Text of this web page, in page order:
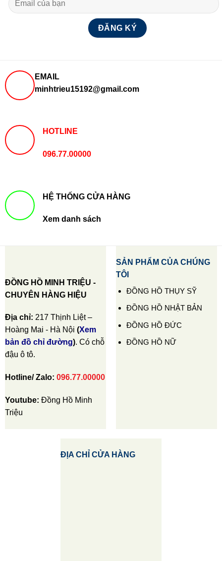
EMAIL
minhtrieu15192@gmail.com
HOTLINE
096.77.00000
HỆ THỐNG CỬA HÀNG
Xem danh sách
ĐỒNG HỒ MINH TRIỆU -
CHUYÊN HÀNG HIỆU
Địa chỉ: 217 Thịnh Liệt –
Hoàng Mai - Hà Nội (Xem
bản đồ chỉ đường). Có chỗ
đậu ô tô.
Hotline/ Zalo: 096.77.00000
Youtube: Đồng Hồ Minh
Triệu
SẢN PHẨM CỦA CHÚNG
TÔI
ĐỒNG HỒ THỤY SỸ
ĐỒNG HỒ NHẬT BẢN
ĐỒNG HỒ ĐỨC
ĐỒNG HỒ NỮ
ĐỊA CHỈ CỬA HÀNG